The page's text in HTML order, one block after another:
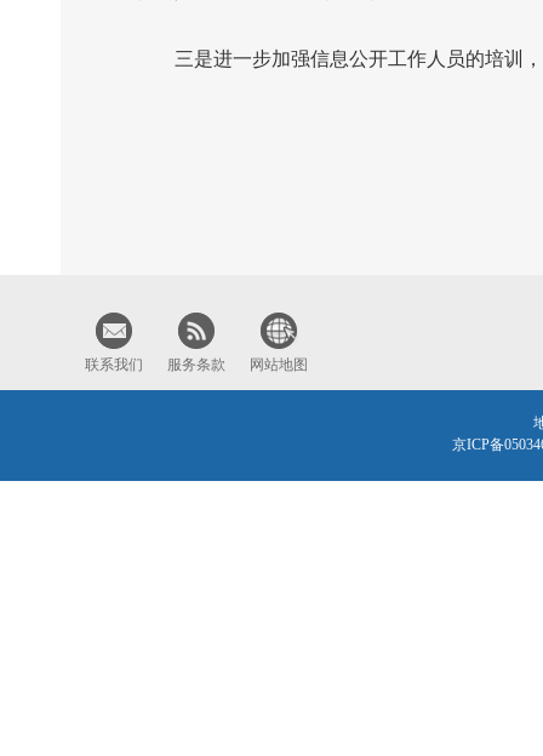
三是进一步加强信息公开工作人员的培训，
联系我们 服务条款 网站地图
京ICP备